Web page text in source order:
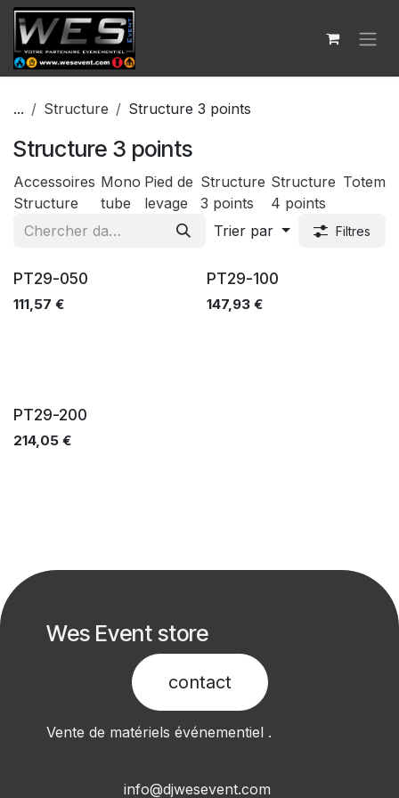
Se rendre au contenu
... Structure Structure 3 points
Structure 3 points
Accessoires
Structure
Mono
tube
Pied de
levage
Structure
3 points
Structure
4 points
Totem
Trier par Filtres
Ventes
PT29-050
111,57 €
Ventes
PT29-100
147,93€
Ventes
PT29-200
214,05 €
Wes Event store
contact​
Vente de matériels événementiel .
info@djwesevent.com